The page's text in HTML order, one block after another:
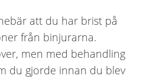
att du har brist på
från binjurarna.
men med behandling
du gjorde innan du blev